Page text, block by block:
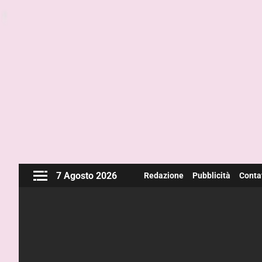
7 Agosto 2026 Redazione Pubblicità